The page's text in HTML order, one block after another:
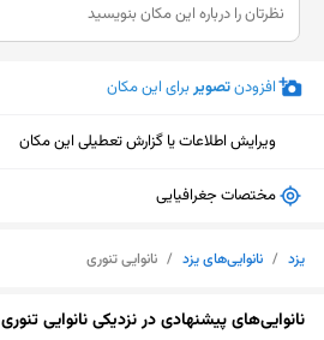
افزودنتصویربرای این مکان
ویرایش اطلاعات یا گزارش تعطیلی این مکان
مختصات جغرافیایی
یزد / نانوایی‌های یزد / نانوایی تنوری
نانوایی‌های پیشنهادی در نزدیکی نانوایی تنوری